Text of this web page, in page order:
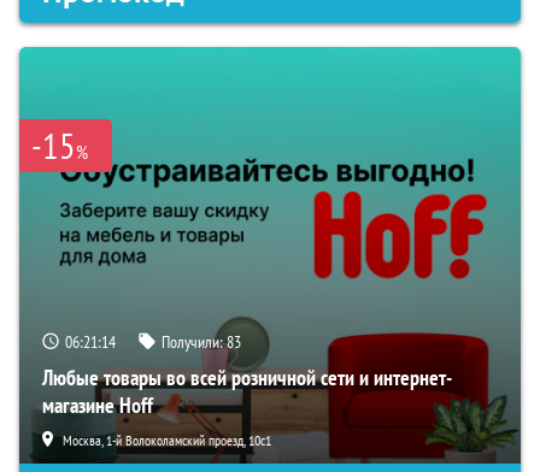
-15%
06:21:13 Получили:83
Любые товары во всей розничной сети и интернет-
магазине Hoff
Москва, 1-й Волоколамский проезд, 10с1